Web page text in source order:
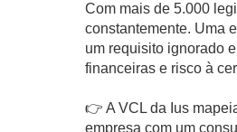
Com mais de 5.000
constantemente. Uma
um requisito ignorado
financeiras e risco à
👉 A VCL da Ius
empresa com um